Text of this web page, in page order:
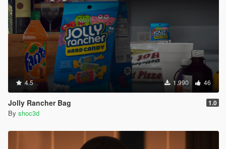
4.5 1.990 46
Jolly Rancher Bag 1.0
By shoc3d